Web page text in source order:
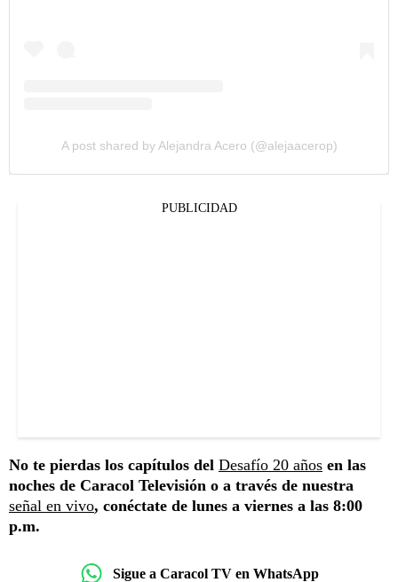
A post shared by Alejandra Acero (@alejaacerop)
PUBLICIDAD
No te pierdas los capítulos del Desafío 20 años en las
noches de Caracol Televisión o a través de nuestra
señal en vivo, conéctate de lunes a viernes a las 8:00
p.m.
Sigue a Caracol TV en WhatsApp